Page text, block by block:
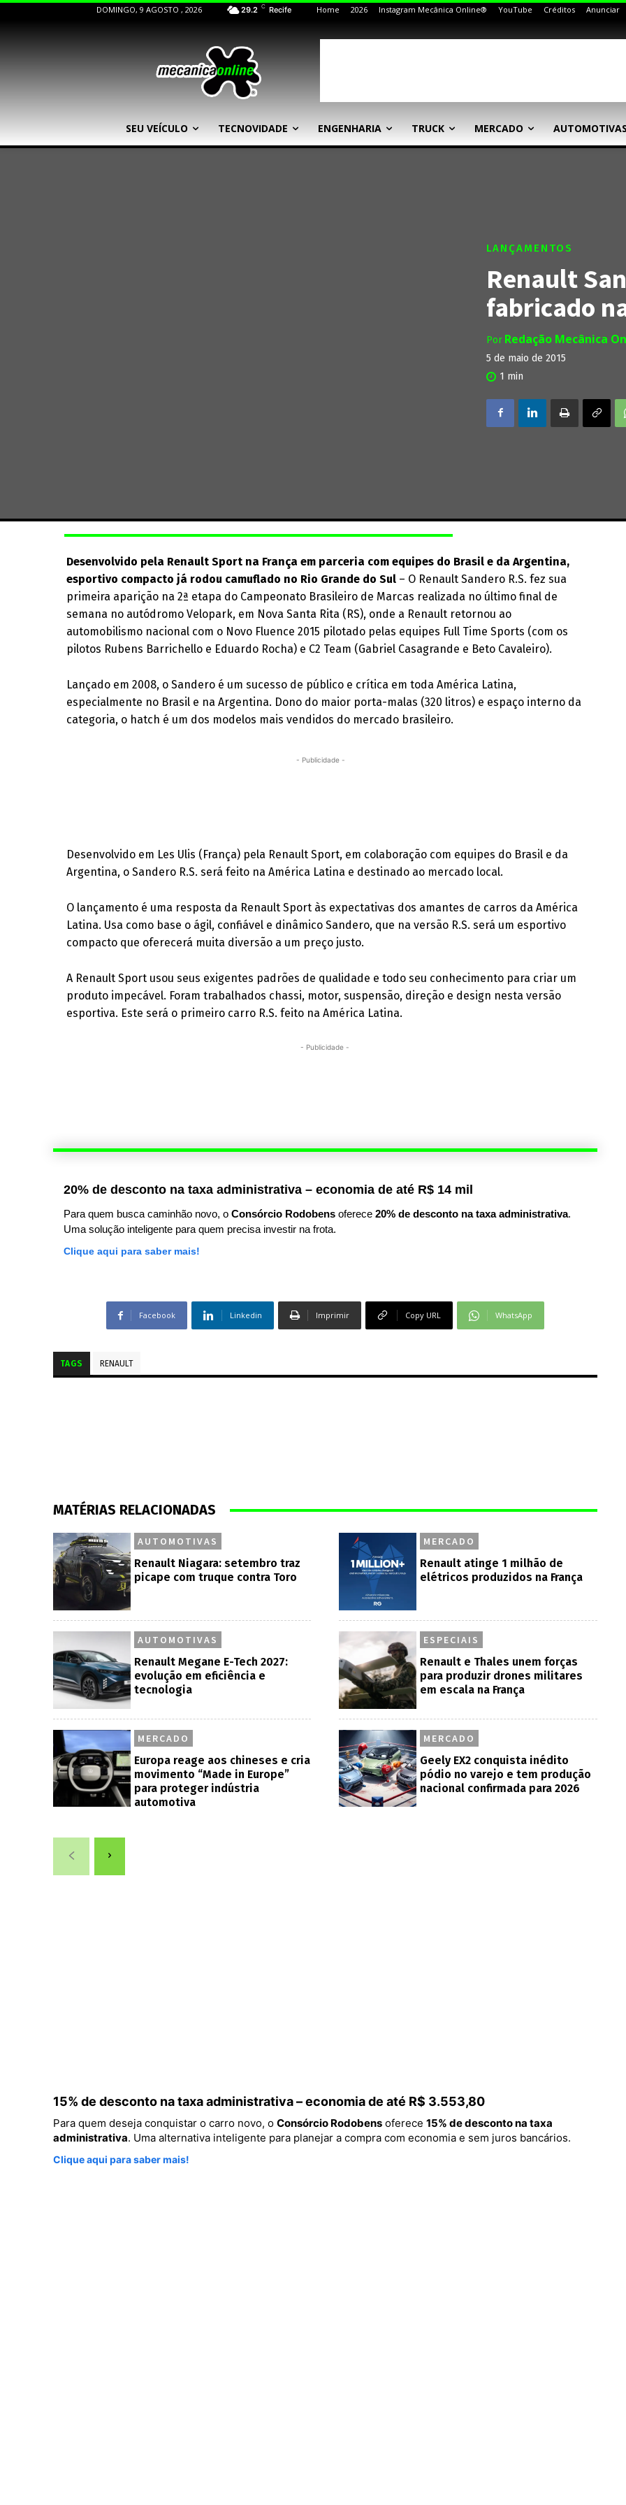
DOMINGO, 9 AGOSTO , 2026 29.2 C Recife Home 2026 Instagram Mecânica Online® YouTube Créditos Anunciar
SEU VEÍCULO TECNOVIDADE ENGENHARIA TRUCK MERCADO AUTOMOTIVAS
LANÇAMENTOS
Renault
fabricado
Por Redação Mecânica
5 de maio de 2015
1 min
Desenvolvido pela Renault Sport na França em parceria com equipes do Brasil e da Argentina,
esportivo compacto já rodou camuflado no Rio Grande do Sul – O Renault Sandero R.S. fez sua
primeira aparição na 2ª etapa do Campeonato Brasileiro de Marcas realizada no último final de
semana no autódromo Velopark, em Nova Santa Rita (RS), onde a Renault retornou ao
automobilismo nacional com o Novo Fluence 2015 pilotado pelas equipes Full Time Sports (com os
pilotos Rubens Barrichello e Eduardo Rocha) e C2 Team (Gabriel Casagrande e Beto Cavaleiro).
Lançado em 2008, o Sandero é um sucesso de público e crítica em toda América Latina,
especialmente no Brasil e na Argentina. Dono do maior porta-malas (320 litros) e espaço interno da
categoria, o hatch é um dos modelos mais vendidos do mercado brasileiro.
- Publicidade -
Desenvolvido em Les Ulis (França) pela Renault Sport, em colaboração com equipes do Brasil e da
Argentina, o Sandero R.S. será feito na América Latina e destinado ao mercado local.
O lançamento é uma resposta da Renault Sport às expectativas dos amantes de carros da América
Latina. Usa como base o ágil, confiável e dinâmico Sandero, que na versão R.S. será um esportivo
compacto que oferecerá muita diversão a um preço justo.
A Renault Sport usou seus exigentes padrões de qualidade e todo seu conhecimento para criar um
produto impecável. Foram trabalhados chassi, motor, suspensão, direção e design nesta versão
esportiva. Este será o primeiro carro R.S. feito na América Latina.
- Publicidade -
20% de desconto na taxa administrativa – economia de até R$ 14 mil
Para quem busca caminhão novo, o Consórcio Rodobens oferece 20% de desconto na taxa administrativa.
Uma solução inteligente para quem precisa investir na frota.
Clique aqui para saber mais!
Facebook Linkedin Imprimir Copy URL WhatsApp
TAGS RENAULT
MATÉRIAS RELACIONADAS
AUTOMOTIVAS
Renault Niagara: setembro traz
picape com truque contra Toro
MERCADO
Renault atinge 1 milhão de
elétricos produzidos na França
AUTOMOTIVAS
Renault Megane E-Tech 2027:
evolução em eficiência e
tecnologia
ESPECIAIS
Renault e Thales unem forças
para produzir drones militares
em escala na França
MERCADO
Europa reage aos chineses e cria
movimento “Made in Europe”
para proteger indústria
automotiva
MERCADO
Geely EX2 conquista inédito
pódio no varejo e tem produção
nacional confirmada para 2026
15% de desconto na taxa administrativa – economia de até R$ 3.553,80
Para quem deseja conquistar o carro novo, o Consórcio Rodobens oferece 15% de desconto na taxa
administrativa. Uma alternativa inteligente para planejar a compra com economia e sem juros bancários.
Clique aqui para saber mais!